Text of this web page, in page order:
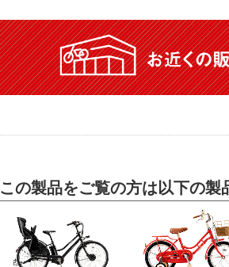
この製品をご覧の方は以下の製